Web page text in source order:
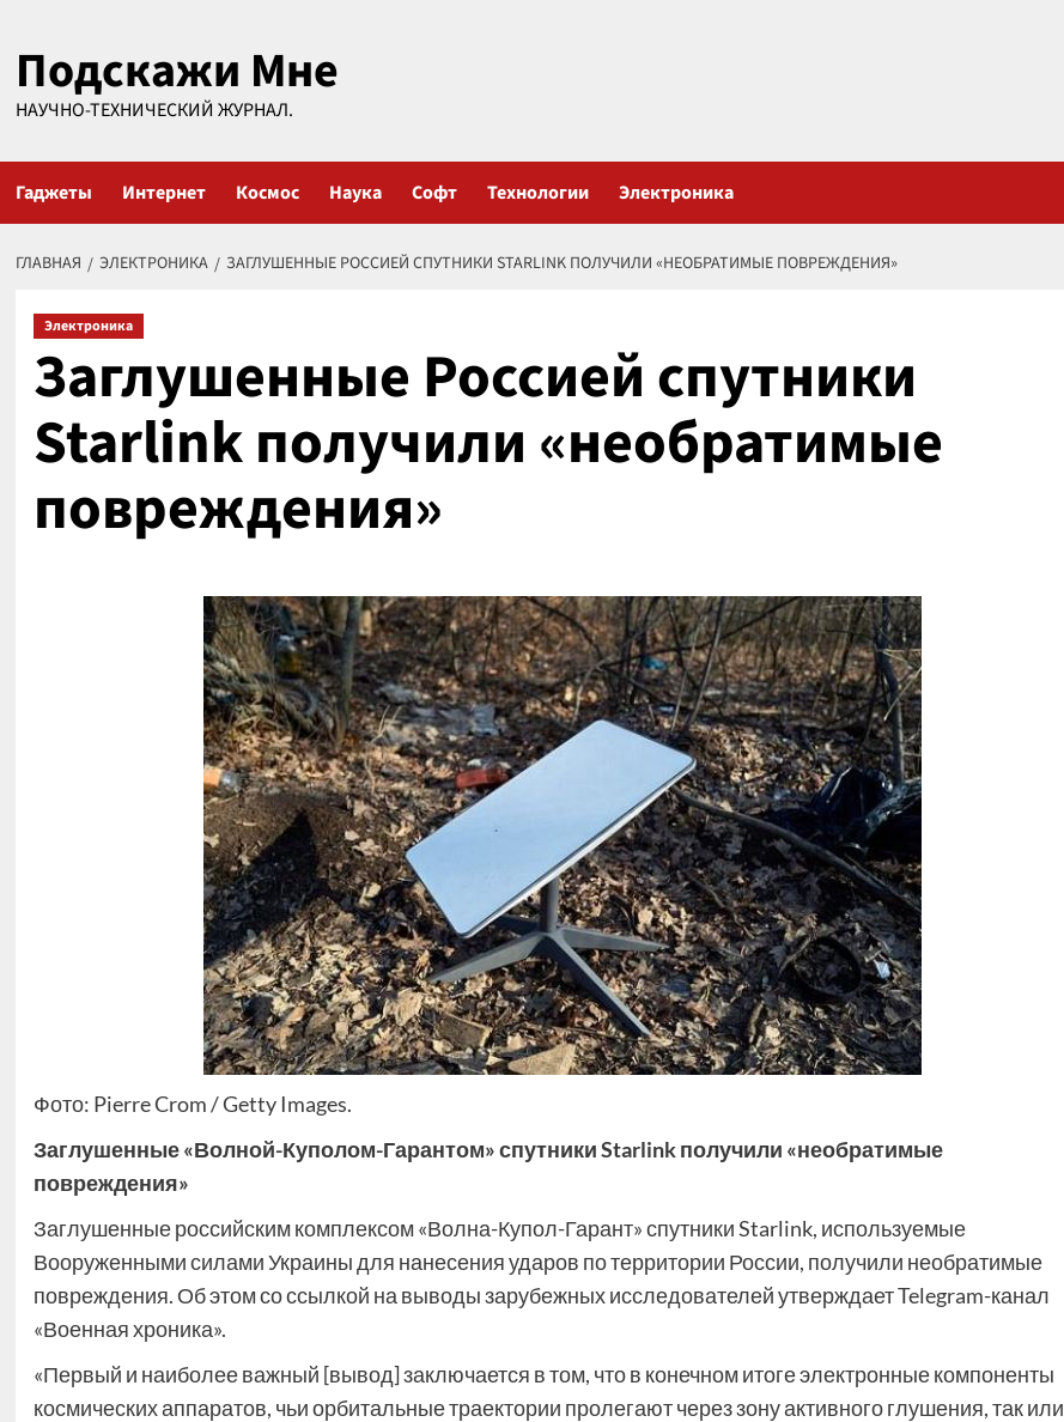
содержимому
Подскажи Мне
НАУЧНО-ТЕХНИЧЕСКИЙ ЖУРНАЛ.
Гаджеты Интернет Космос Наука Софт Технологии Электроника
ГЛАВНАЯ ЭЛЕКТРОНИКА ЗАГЛУШЕННЫЕ РОССИЕЙ СПУТНИКИ STARLINK ПОЛУЧИЛИ «НЕОБРАТИМЫЕ ПОВРЕЖДЕНИЯ»
Электроника
Заглушенные Россией спутники
Starlink получили «необратимые
повреждения»
Фото: Pierre Crom / Getty Images.
Заглушенные «Волной-Куполом-Гарантом» спутники Starlink получили «необратимые
повреждения»
Заглушенные российским комплексом «Волна-Купол-Гарант» спутники Starlink, используемые
Вооруженными силами Украины для нанесения ударов по территории России, получили необратимые
повреждения. Об этом со ссылкой на выводы зарубежных исследователей утверждает Telegram-канал
«Военная хроника».
«Первый и наиболее важный [вывод] заключается в том, что в конечном итоге электронные компоненты
космических аппаратов, чьи орбитальные траектории пролегают через зону активного глушения, так или